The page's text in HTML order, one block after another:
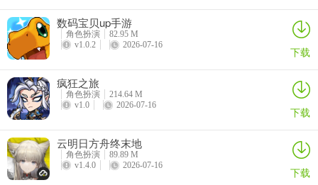
定位：远程物理输出/持续消耗
特点：高攻速、长手优势，刷怪效率全职业最高；PVP依赖走位与
poke战术。
适合玩家：搬砖党、操作流玩家。
续航刷怪流（搬砖/挂机首选）：主加敏捷，附加感知（敏捷:感知
=7:3）。敏捷提升远程攻击、命中与攻速，保障刷怪效率；感知提高
数码宝贝up手游
角色扮演
82.95 M
v1.0.2
2026-07-16 下载
疯狂之旅
角色扮演
214.64 M
v1.0
2026-07-16 下载
云明日方舟终末地
角色扮演
89.89 M
v1.4.0
2026-07-16 下载